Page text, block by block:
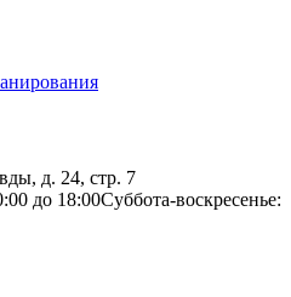
д. 24, стр. 7
до 18:00Суббота-воскресенье: